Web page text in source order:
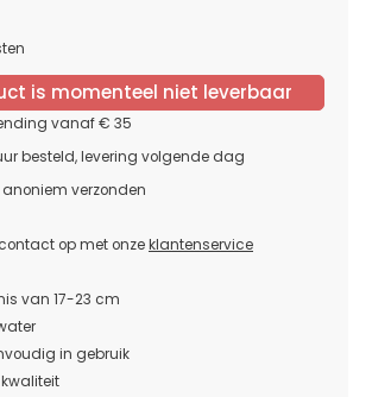
is momenteel niet leverbaar
vanaf € 35
besteld, levering volgende dag
anoniem verzonden
op met onzeklantenservice
van 17-23 cm
in gebruik